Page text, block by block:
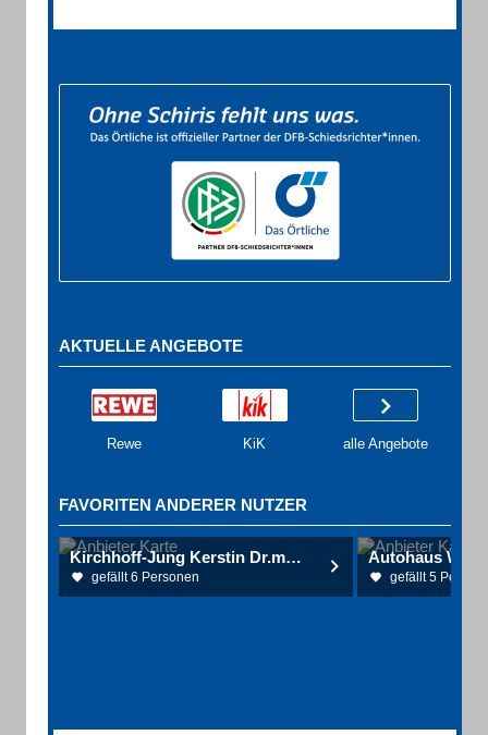
AKTUELLE ANGEBOTE
Rewe KiK alle Angebote
FAVORITEN ANDERER NUTZER
Kirchhoff-Jung Kerstin Dr.med. u. Weder Luise Dr.med
gefällt 6 Personen
Autohaus
gefällt 5